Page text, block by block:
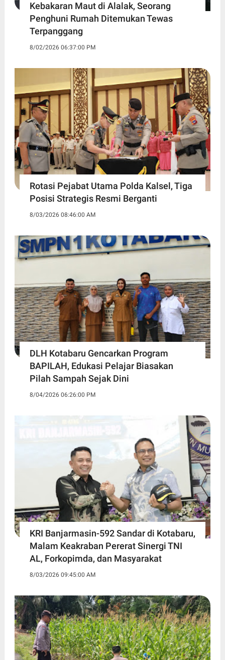
Kebakaran Maut di Alalak, Seorang
Penghuni Rumah Ditemukan Tewas
Terpanggang
8/02/2026 06:37:00 PM
Rotasi Pejabat Utama Polda Kalsel, Tiga
Posisi Strategis Resmi Berganti
8/03/2026 08:46:00 AM
DLH Kotabaru Gencarkan Program
BAPILAH, Edukasi Pelajar Biasakan
Pilah Sampah Sejak Dini
8/04/2026 06:26:00 PM
KRI Banjarmasin-592 Sandar di Kotabaru,
Malam Keakraban Pererat Sinergi TNI
AL, Forkopimda, dan Masyarakat
8/03/2026 09:45:00 AM